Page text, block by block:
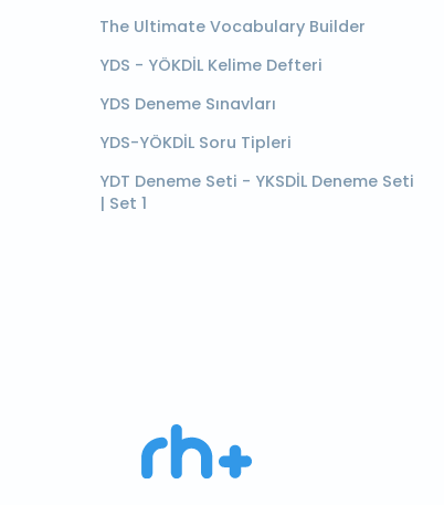
The Ultimate Vocabulary Builder
YDS - YÖKDİL Kelime Defteri
YDS Deneme Sınavları
YDS-YÖKDİL Soru Tipleri
YDT Deneme Seti - YKSDİL Deneme Seti
| Set 1